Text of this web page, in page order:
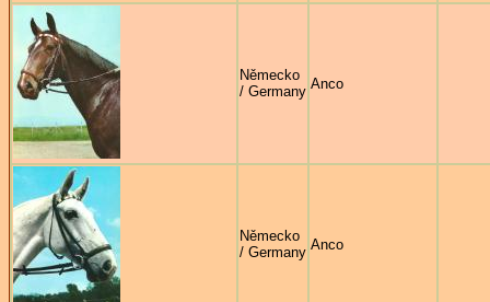
Německo
/ Germany Anco
Německo
/ Germany Anco